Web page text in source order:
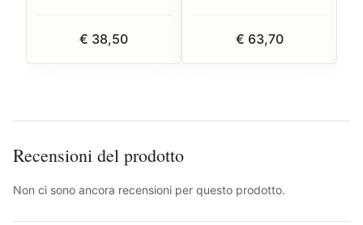
€ 38,50 € 63,70
Recensioni del prodotto
Non ci sono ancora recensioni per questo prodotto.